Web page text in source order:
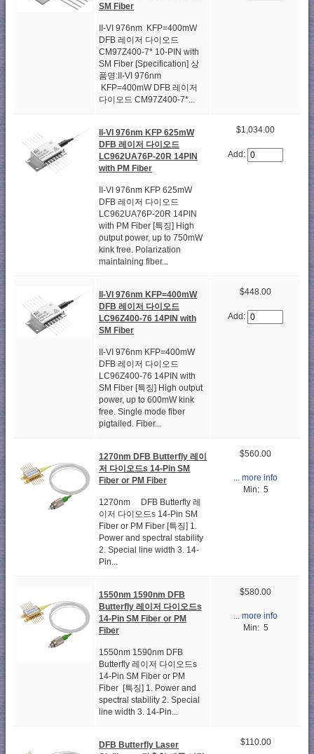
SM Fiber
II-VI 976nm KFP=400mW
DFB 레이저 다이오드
CM97Z400-7* 10-PIN with
SM Fiber [Specification] 상
품명:II-VI 976nm
KFP=400mW DFB 레이저
다이오드 CM97Z400-7*...
II-VI 976nm KFP 625mW
DFB 레이저 다이오드
LC962UA76P-20R 14PIN
with PM Fiber
II-VI 976nm KFP 625mW
DFB 레이저 다이오드
LC962UA76P-20R 14PIN
with PM Fiber [특징] High
output power, up to 750mW
kink free. Polarization
maintaining fiber...
$1,034.00
Add:
II-VI 976nm KFP=400mW
DFB 레이저 다이오드
LC96Z400-76 14PIN with
SM Fiber
II-VI 976nm KFP=400mW
DFB 레이저 다이오드
LC96Z400-76 14PIN with
SM Fiber [특징] High output
power, up to 600mW kink
free. Single mode fiber
pigtailed. Fiber...
$448.00
Add:
1270nm DFB Butterfly 레이
저 다이오드s 14-Pin SM
Fiber or PM Fiber
1270nm DFB Butterfly 레
이저 다이오드s 14-Pin SM
Fiber or PM Fiber [특징] 1.
Power and spectral stability
2. Special line width 3. 14-
Pin...
$560.00
... more info
Min: 5
1550nm 1590nm DFB
Butterfly 레이저 다이오드s
14-Pin SM Fiber or PM
Fiber
1550nm 1590nm DFB
Butterfly 레이저 다이오드s
14-Pin SM Fiber or PM
Fiber [특징] 1. Power and
spectral stability 2. Special
line width 3. 14-Pin...
$580.00
... more info
Min: 5
DFB Butterfly Laser
$110.00